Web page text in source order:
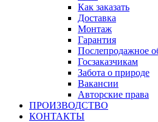
Как заказать
Доставка
Монтаж
Гарантия
Послепродажное
Госзаказчикам
Забота о природе
Вакансии
Авторские права
ПРОИЗВОДСТВО
КОНТАКТЫ